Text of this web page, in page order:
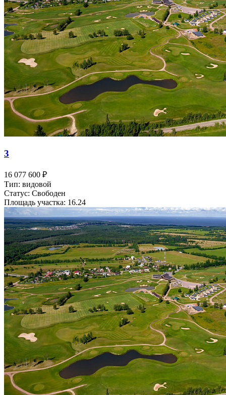
3
16 077 600 ₽
Тип: видовой
Статус: Свободен
Площадь участка: 16.24